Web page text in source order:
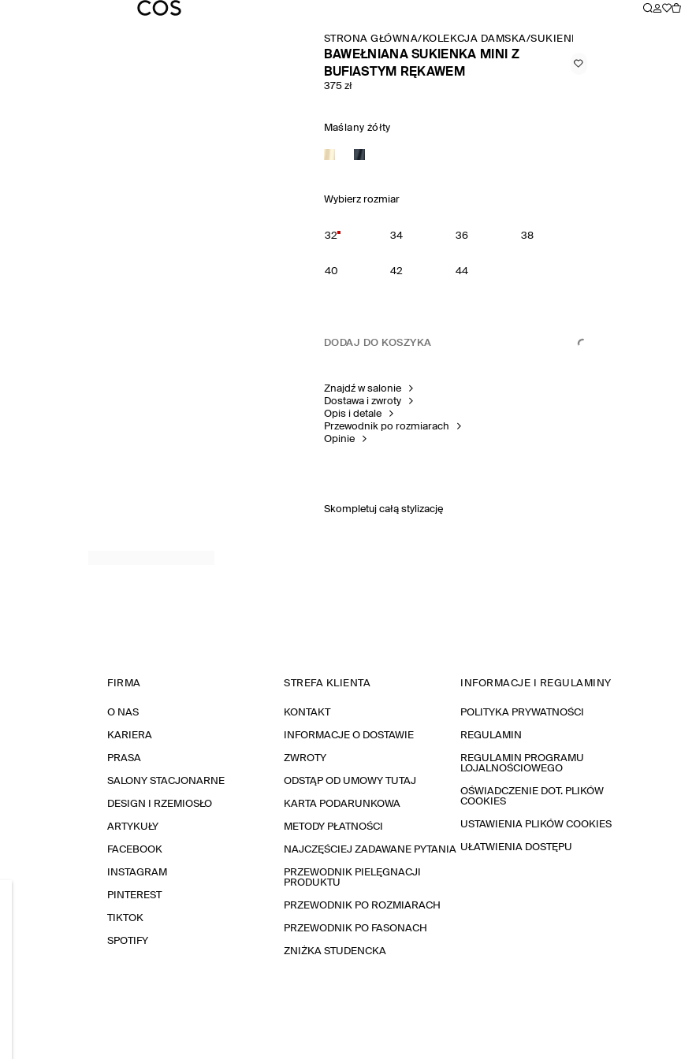
STRONA GŁÓWNA/ KOLEKCJA DAMSKA/SUKIENKI
BAWEŁNIANA SUKIENKA MINI Z
BUFIASTYM RĘKAWEM
375 zł
Maślany żółty
Wybierz rozmiar
32 34 36 38
40 42 44
DODAJ DO KOSZYKA
Znajdź w salonie
Dostawa i zwroty
Opis i detale
Przewodnik po rozmiarach
Opinie
Skompletuj całą stylizację
FIRMA
O NAS
KARIERA
PRASA
SALONY STACJONARNE
DESIGN I RZEMIOSŁO
ARTYKUŁY
FACEBOOK
INSTAGRAM
PINTEREST
TIKTOK
SPOTIFY
STREFA KLIENTA
KONTAKT
INFORMACJE O DOSTAWIE
ZWROTY
ODSTĄP OD UMOWY TUTAJ
KARTA PODARUNKOWA
METODY PŁATNOŚCI
NAJCZĘŚCIEJ ZADAWANE PYTANIA
PRZEWODNIK PIELĘGNACJI
PRODUKTU
PRZEWODNIK PO ROZMIARACH
PRZEWODNIK PO FASONACH
ZNIŻKA STUDENCKA
INFORMACJE I REGULAMINY
POLITYKA PRYWATNOŚCI
REGULAMIN
REGULAMIN PROGRAMU
LOJALNOŚCIOWEGO
OŚWIADCZENIE DOT. PLIKÓW
COOKIES
USTAWIENIA PLIKÓW COOKIES
UŁATWIENIA DOSTĘPU